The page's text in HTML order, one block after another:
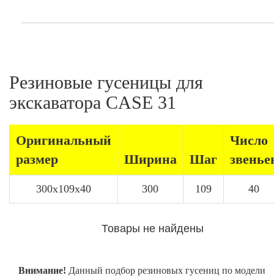
Резиновые гусеницы для
экскаватора CASE 31
Оригинальный
размер
Ширина Шаг
Число
300x109x40 300 109 40
Товары не найдены
Внимание! Данный подбор резиновых гусениц по модели